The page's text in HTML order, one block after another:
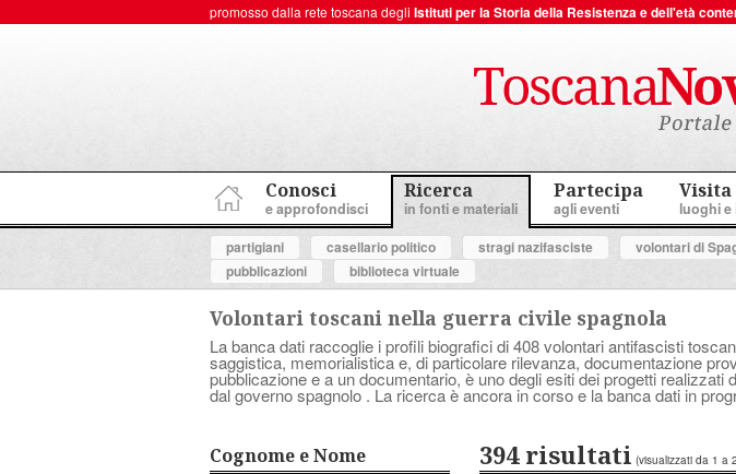
promosso dalla rete toscana degli Istituti per la Storia della Resistenza e dell'età
Conosci
e approfondisci
Ricerca
in fonti e materiali
Partecipa
agli eventi
Visita
luoghi e
partigiani
casellario politico stragi nazifasciste volontari di
pubblicazioni
biblioteca virtuale
Volontari toscani nella guerra civile spagnola
La banca dati raccoglie i profili biografici di 408 volontari antifascisti
saggistica, memorialistica e, di particolare rilevanza, documentazione
pubblicazione e a un documentario, è uno degli esiti dei progetti realizzati
dal governo spagnolo . La ricerca è ancora in corso e la banca dati in
Cognome e Nome 394 risultati (visualizzati da 1 a